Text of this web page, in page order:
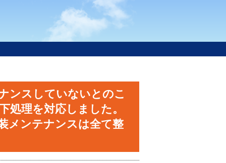
ンスしていないとのこ
処理を対応しました。
メンテナンスは全て整